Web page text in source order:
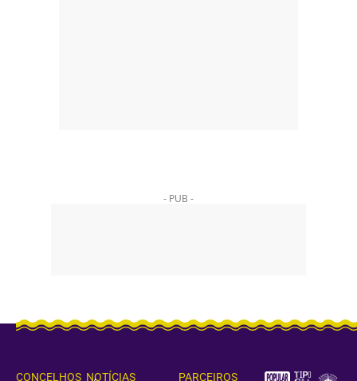
- PUB -
CONCELHOS NOTÍCIAS PARCEIROS